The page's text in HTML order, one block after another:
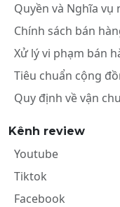
Quyền và Nghĩa vụ
Chính sách bán
Xử lý vi phạm bán
Tiêu chuẩn cộng
Quy định về vận
Kênh review
Youtube
Tiktok
Facebook